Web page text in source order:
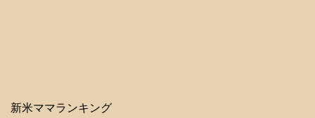
新米ママランキング